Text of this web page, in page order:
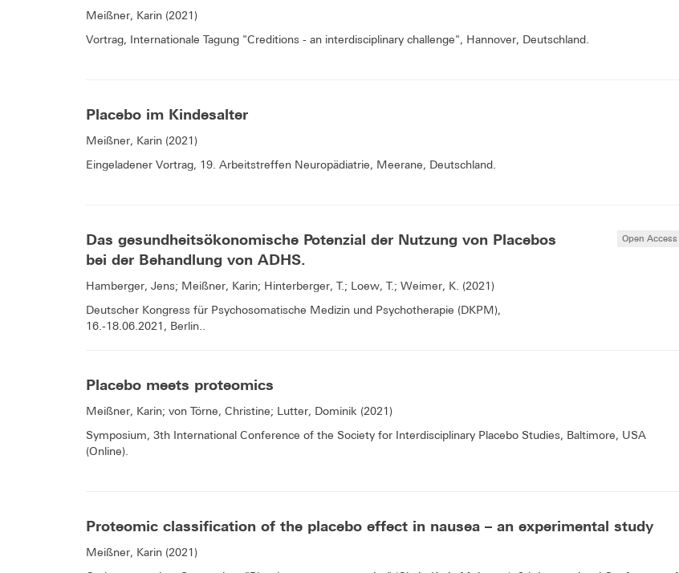
Meißner, Karin (2021)
Vortrag, Internationale Tagung "Creditions - an interdisciplinary challenge", Hannover, Deutschland.
Placebo im Kindesalter
Meißner, Karin (2021)
Eingeladener Vortrag, 19. Arbeitstreffen Neuropädiatrie, Meerane, Deutschland.
Das gesundheitsökonomische Potenzial der Nutzung von Placebos
bei der Behandlung von ADHS.
Hamberger, Jens; Meißner, Karin; Hinterberger, T.; Loew, T.; Weimer, K. (2021)
Deutscher Kongress für Psychosomatische Medizin und Psychotherapie (DKPM),
16.-18.06.2021, Berlin..
Open Access
Placebo meets proteomics
Meißner, Karin; von Törne, Christine; Lutter, Dominik (2021)
Symposium, 3th International Conference of the Society for Interdisciplinary Placebo Studies, Baltimore, USA
(Online).
Proteomic classification of the placebo effect in nausea – an experimental study
Meißner, Karin (2021)